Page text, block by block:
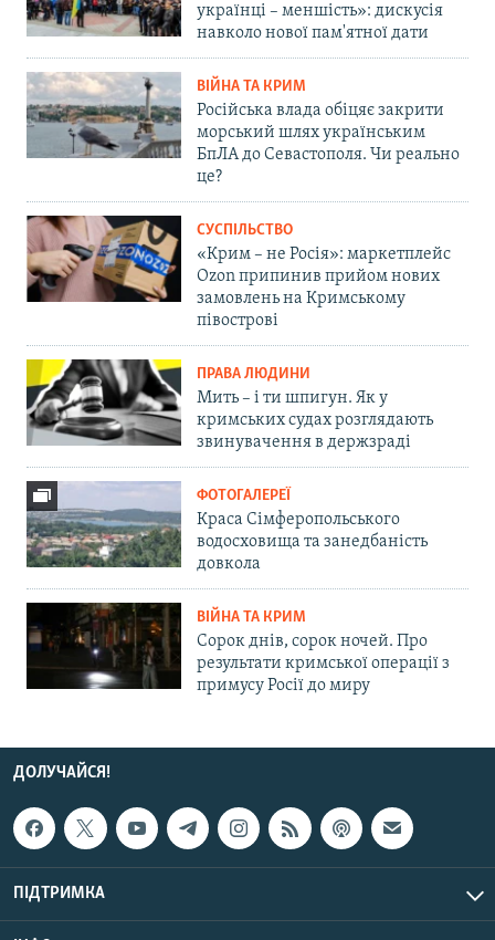
українці – меншість»: дискусія
навколо нової пам'ятної дати
ВІЙНА ТА КРИМ
Російська влада обіцяє закрити
морський шлях українським
БпЛА до Севастополя. Чи реально
це?
СУСПІЛЬСТВО
«Крим – не Росія»: маркетплейс
Ozon припинив прийом нових
замовлень на Кримському
півострові
ПРАВА ЛЮДИНИ
Мить – і ти шпигун. Як у
кримських судах розглядають
звинувачення в держзраді
ФОТОГАЛЕРЕЇ
Краса Сімферопольського
водосховища та занедбаність
довкола
ВІЙНА ТА КРИМ
Сорок днів, сорок ночей. Про
результати кримської операції з
примусу Росії до миру
ДОЛУЧАЙСЯ!
ПІДТРИМКА